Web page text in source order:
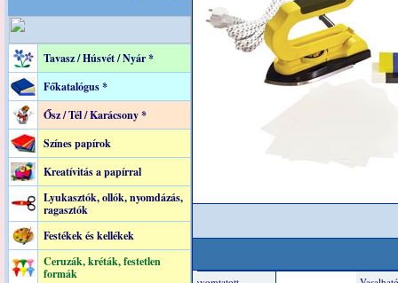
Tavasz / Húsvét / Nyár *
Főkatalógus *
Ősz / Tél / Karácsony *
Színes papírok
Kreatívitás a papírral
Lyukasztók, ollók, nyomdázás,
ragasztók
Festékek és kellékek
Ceruzák, kréták, festetlen
formák